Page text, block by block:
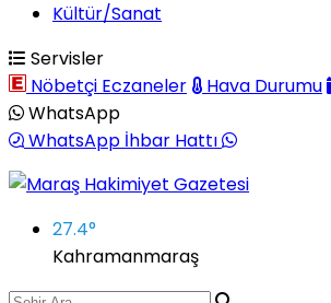
Kültür/Sanat
Servisler
Nöbetçi Eczaneler
Hava Durumu
WhatsApp
WhatsApp İhbar Hattı
27.4°
Kahramanmaraş